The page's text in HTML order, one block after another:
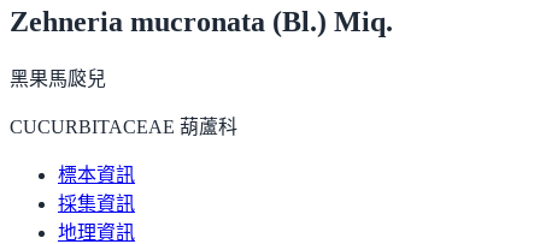
Zehneria mucronata (Bl.) Miq.
黑果馬㼎兒
CUCURBITACEAE 葫蘆科
標本資訊
採集資訊
地理資訊